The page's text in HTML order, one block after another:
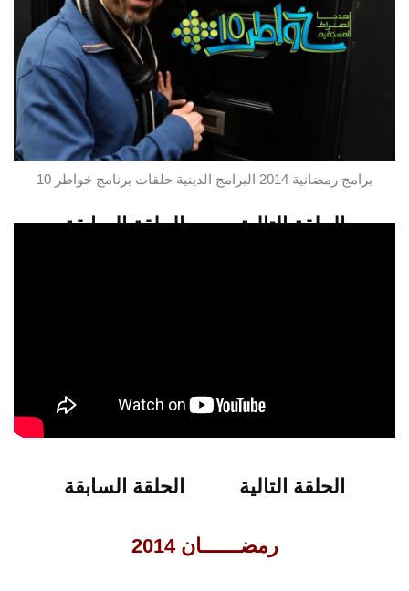
برامج رمضانية 2014 البرامج الدينية حلقات برنامج خواطر 10
الحلقة التالية الحلقة السابقة
الحلقة التالية الحلقة السابقة
رمضـــــــان 2014